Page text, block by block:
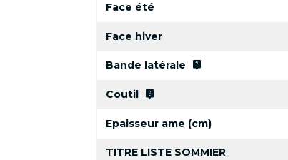
Face été
Face hiver
Bande latérale live_help
Coutil live_help
Epaisseur ame (cm)
TITRE LISTE SOMMIER